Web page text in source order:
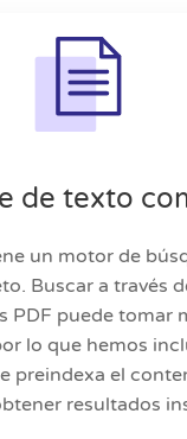
de texto
un motor de
Buscar a través
PDF puede tomar
lo que hemos
preindexa el
resultados